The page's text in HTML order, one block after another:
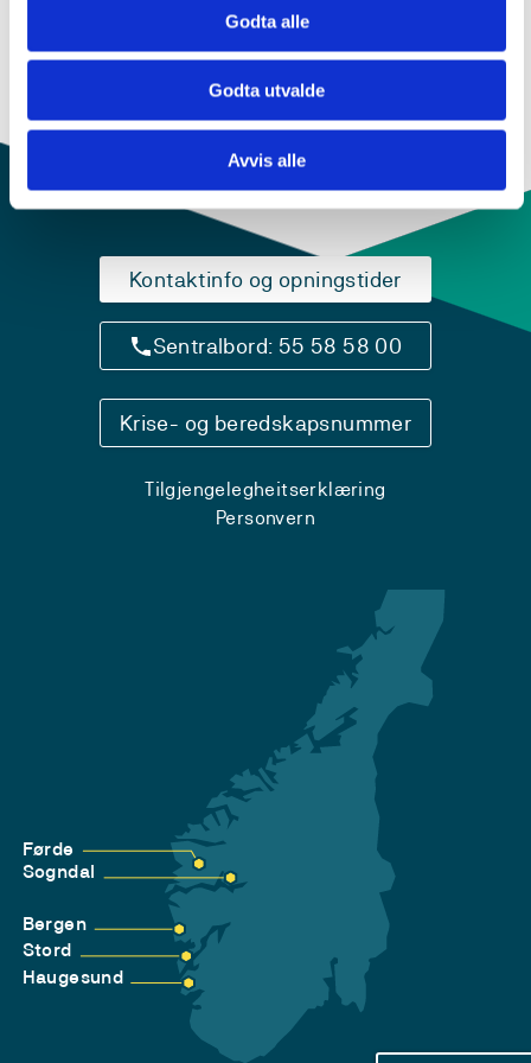
Godta alle
Godta utvalde
Avvis alle
Kontaktinfo og opningstider
Sentralbord: 55 58 58 00
Krise- og beredskapsnummer
Tilgjengelegheitserklæring
Personvern
Førde
Sogndal
Bergen
Stord
Haugesund